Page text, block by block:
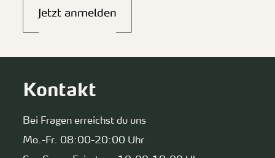
Jetzt anmelden
Kontakt
Bei Fragen erreichst du uns
Mo.-Fr. 08:00-20:00 Uhr